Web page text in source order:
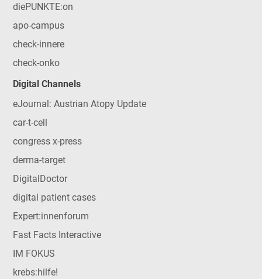
diePUNKTE:on
apo-campus
check-innere
check-onko
Digital Channels
eJournal: Austrian Atopy Update
car-t-cell
congress x-press
derma-target
DigitalDoctor
digital patient cases
Expert:innenforum
Fast Facts Interactive
IM FOKUS
krebs:hilfe!